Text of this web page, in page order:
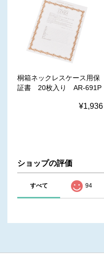
桐箱ネックレスケース用保
証書 20枚入り AR-691P
¥1,936
ショップの評価
すべて 94